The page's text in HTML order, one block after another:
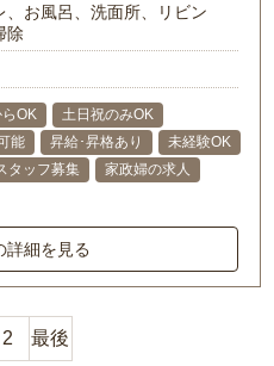
、お風呂、洗面所、リビン
除
OK
土日祝のみOK
能 昇給･昇格あり
未経験OK
タッフ募集
家政婦の求人
詳細を見る
2 最後